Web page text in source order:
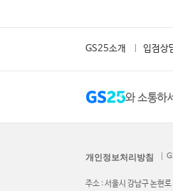
GS25소개 입점상
개인정보처리방침
주소 : 서울시 강남구 논현